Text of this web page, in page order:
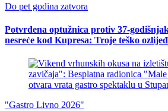
Do pet godina zatvora
Potvrđena optužnica protiv 37-
nesreće kod Kupresa: Troje teško
"Gastro Livno 2026"